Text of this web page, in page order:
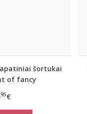
šortukai
of fancy
95€